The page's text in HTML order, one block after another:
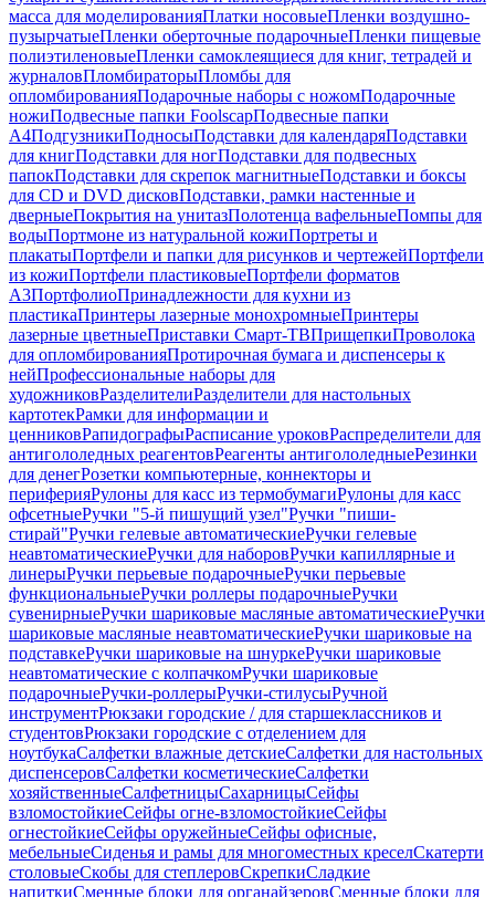
масса для моделированияПлатки носовыеПленки воздушно-
пузырчатыеПленки оберточные подарочныеПленки пищевые
полиэтиленовыеПленки самоклеящиеся для книг, тетрадей и
журналовПломбираторыПломбы для
опломбированияПодарочные наборы с ножомПодарочные
ножиПодвесные папки FoolscapПодвесные папки
А4ПодгузникиПодносыПодставки для календаряПодставки
для книгПодставки для ногПодставки для подвесных
папокПодставки для скрепок магнитныеПодставки и боксы
для CD и DVD дисковПодставки, рамки настенные и
дверныеПокрытия на унитазПолотенца вафельныеПомпы для
водыПортмоне из натуральной кожиПортреты и
плакатыПортфели и папки для рисунков и чертежейПортфели
из кожиПортфели пластиковыеПортфели форматов
А3ПортфолиоПринадлежности для кухни из
пластикаПринтеры лазерные монохромныеПринтеры
лазерные цветныеПриставки Смарт-ТВПрищепкиПроволока
для опломбированияПротирочная бумага и диспенсеры к
нейПрофессиональные наборы для
художниковРазделителиРазделители для настольных
картотекРамки для информации и
ценниковРапидографыРасписание уроковРаспределители для
антигололедных реагентовРеагенты антигололедныеРезинки
для денегРозетки компьютерные, коннекторы и
периферияРулоны для касс из термобумагиРулоны для касс
офсетныеРучки "5-й пишущий узел"Ручки "пиши-
стирай"Ручки гелевые автоматическиеРучки гелевые
неавтоматическиеРучки для наборовРучки капиллярные и
линерыРучки перьевые подарочныеРучки перьевые
функциональныеРучки роллеры подарочныеРучки
сувенирныеРучки шариковые масляные автоматическиеРучки
шариковые масляные неавтоматическиеРучки шариковые на
подставкеРучки шариковые на шнуркеРучки шариковые
неавтоматические с колпачкомРучки шариковые
подарочныеРучки-роллерыРучки-стилусыРучной
инструментРюкзаки городские / для старшеклассников и
студентовРюкзаки городские с отделением для
ноутбукаСалфетки влажные детскиеСалфетки для настольных
диспенсеровСалфетки косметическиеСалфетки
хозяйственныеСалфетницыСахарницыСейфы
взломостойкиеСейфы огне-взломостойкиеСейфы
огнестойкиеСейфы оружейныеСейфы офисные,
мебельныеСиденья и рамы для многоместных креселСкатерти
столовыеСкобы для степлеровСкрепкиСладкие
напиткиСменные блоки для органайзеровСменные блоки для